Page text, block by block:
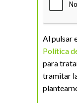
Al pulsar
Política
para
tramitar